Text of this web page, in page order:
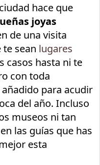
hace que
joyas
de una visita
sean lugares
casos hasta ni te
con toda
para acudir
del año. Incluso
museos ni tan
las guías que has
esta